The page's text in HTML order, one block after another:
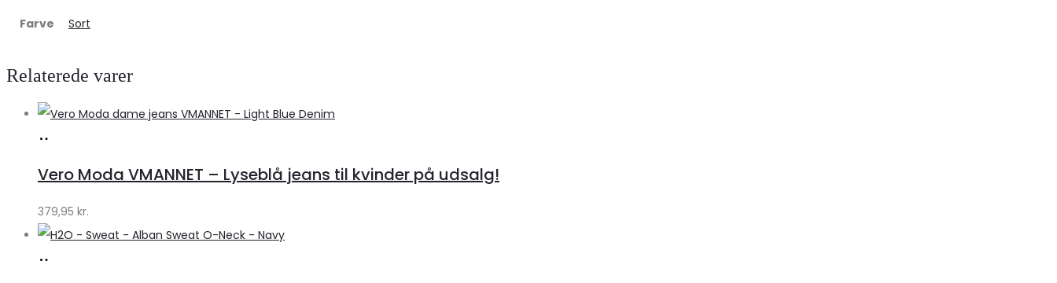
Farve Sort
Relaterede varer
Klædeskabet.dk
Vero Moda VMANNET – Lyseblå jeans til kvinder på udsalg!
379,95 kr.